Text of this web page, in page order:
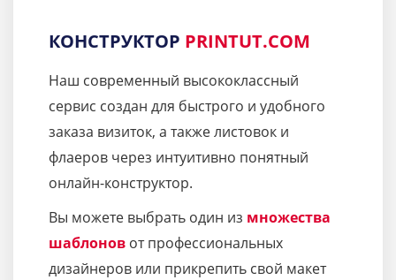
КОНСТРУКТОР PRINTUT.COM
Наш современный высококлассный
сервис создан для быстрого и удобного
заказа визиток, а также листовок и
флаеров через интуитивно понятный
онлайн-конструктор.
Вы можете выбрать один из множества
шаблонов от профессиональных
дизайнеров или прикрепить свой макет